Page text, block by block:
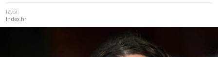
Izvor:
Index.hr